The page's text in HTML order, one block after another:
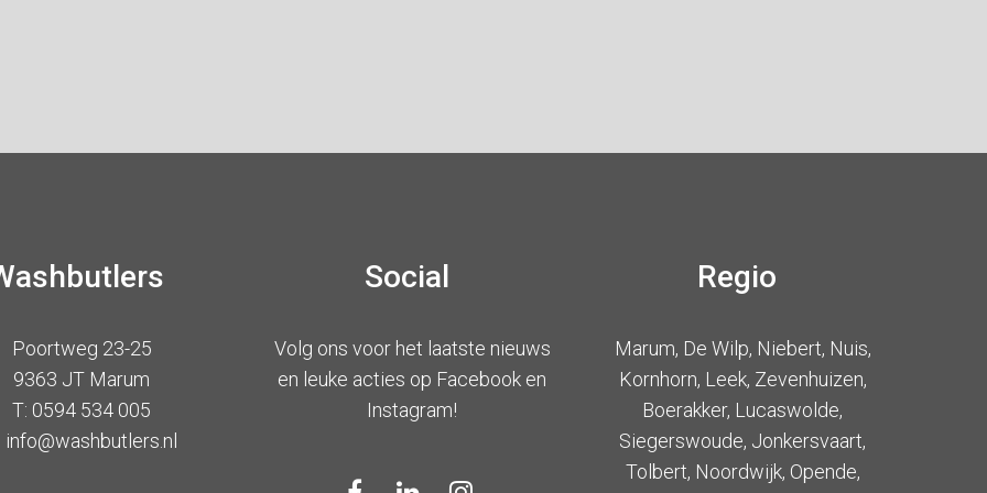
Poortweg 23-25
9363 JT Marum
T: 0594 534 005
info@washbutlers.nl
Social
Volg ons voor het laatste nieuws
en leuke acties op Facebook en
Instagram!
Regio
Marum, De Wilp, Niebert, Nuis,
Kornhorn, Leek, Zevenhuizen,
Boerakker, Lucaswolde,
Siegerswoude, Jonkersvaart,
Tolbert, Noordwijk, Opende,